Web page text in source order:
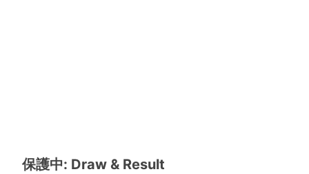
保護中: Draw & Result